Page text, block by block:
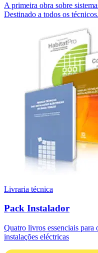
A primeira obra sobre
Destinado a todos os
Livraria técnica
Pack Instalador
Quatro livros essenciais para
instalações eléctricas